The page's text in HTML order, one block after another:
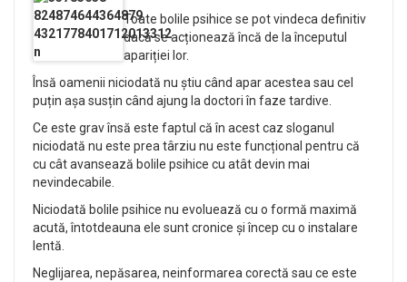
Toate bolile psihice se pot vindeca definitiv
dacă se acționează încă de la începutul
apariției lor.
Însă oamenii niciodată nu știu când apar acestea sau cel
puțin așa susțin când ajung la doctori în faze tardive.
Ce este grav însă este faptul că în acest caz sloganul
niciodată nu este prea târziu nu este funcțional pentru că
cu cât avansează bolile psihice cu atât devin mai
nevindecabile.
Niciodată bolile psihice nu evoluează cu o formă maximă
acută, întotdeauna ele sunt cronice și încep cu o instalare
lentă.
Neglijarea, nepăsarea, neinformarea corectă sau ce este